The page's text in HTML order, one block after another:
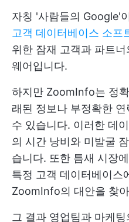
자칭 '사람들의 Google'
고객 데이터베이스 소프
위한 잠재 고객과 파트
웨어입니다.
하지만 ZoomInfo는 정
래된 정보나 부정확한
수 있습니다. 이러한 데
의 시간 낭비와 미발굴
습니다. 또한 틈새 시장
특정 고객 데이터베이스
ZoomInfo의 대안을 찾
그 결과 영업팀과 마케